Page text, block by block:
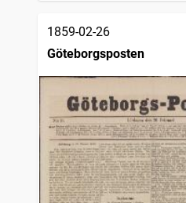
1859-02-26
Göteborgsposten